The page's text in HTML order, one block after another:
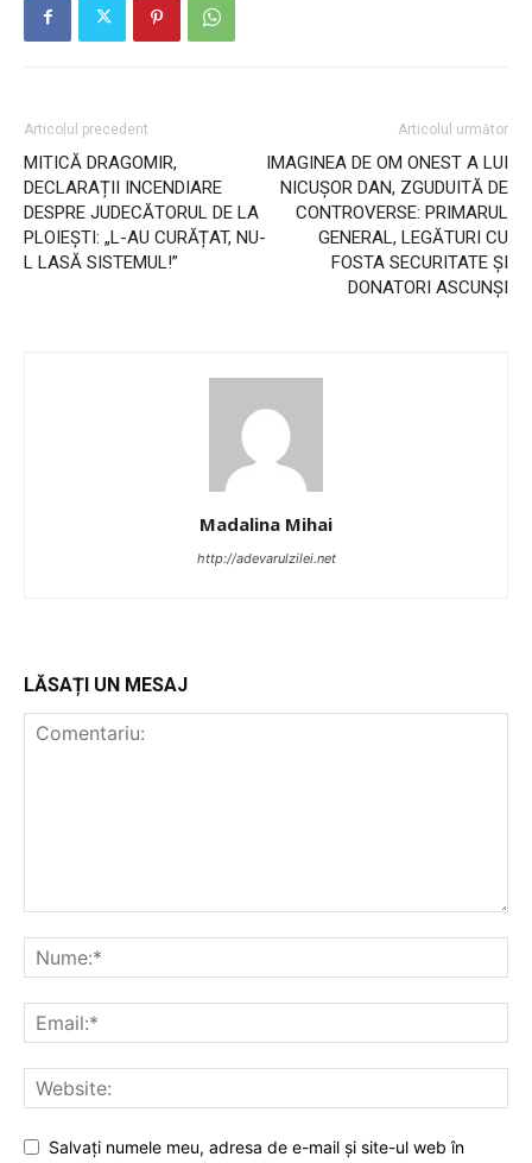
Articolul precedent
MITICĂ DRAGOMIR,
DECLARAȚII INCENDIARE
DESPRE JUDECĂTORUL DE LA
PLOIEȘTI: „L-AU CURĂȚAT, NU-
L LASĂ SISTEMUL!”
Articolul următor
IMAGINEA DE OM ONEST A LUI
NICUȘOR DAN, ZGUDUITĂ DE
CONTROVERSE: PRIMARUL
GENERAL, LEGĂTURI CU
FOSTA SECURITATE ȘI
DONATORI ASCUNȘI
Madalina Mihai
http://adevarulzilei.net
LĂSAȚI UN MESAJ
Salvați numele meu, adresa de e-mail și site-ul web în